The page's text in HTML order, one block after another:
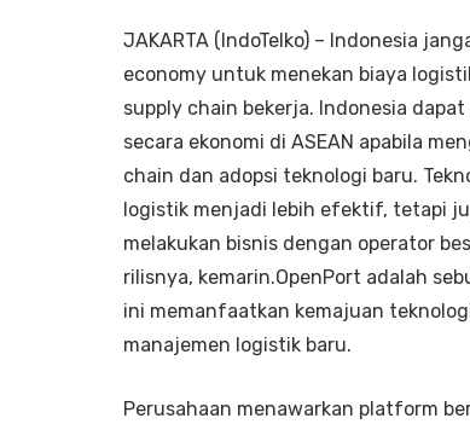
JAKARTA (IndoTelko) – Indonesia
economy untuk menekan biaya
supply chain bekerja. Indonesia
secara ekonomi di ASEAN apabila
chain dan adopsi teknologi baru.
logistik menjadi lebih efektif, tetapi
melakukan bisnis dengan operator
rilisnya, kemarin.OpenPort adalah
ini memanfaatkan kemajuan
manajemen logistik baru.
Perusahaan menawarkan platform